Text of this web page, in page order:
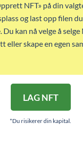
NFT» på din
og last opp filen
Du kan nå velge å selge
eller skape en egen
LAG NFT
*Du risikerer din kapital.